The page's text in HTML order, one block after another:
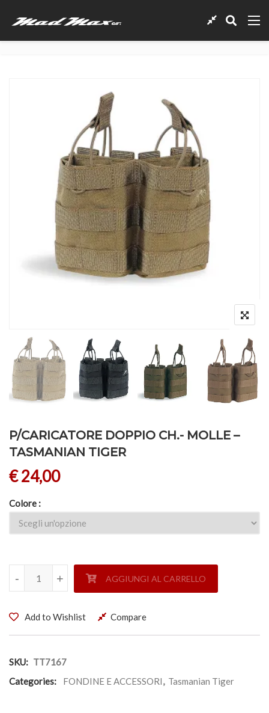
P/CARICATORE DOPPIO CH.- MOLLE –
TASMANIAN TIGER
€24,00
Colore
P/CARICATORE DOPPIO CH.- MOLLE - TASMANIAN
+
- +
- AGGIUNGI AL CARRELLO
Add to Wishlist Compare
SKU: TT7167
Categories:
FONDINE E ACCESSORI, Tasmanian Tiger